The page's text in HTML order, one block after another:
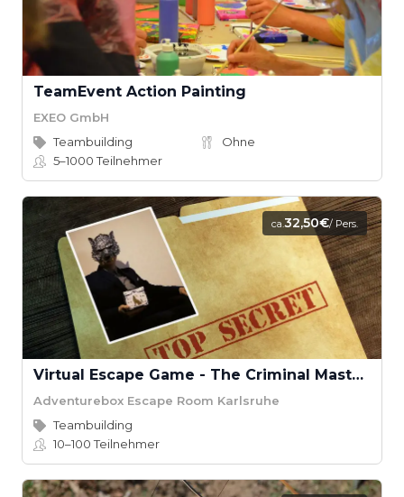
TeamEvent Action Painting
EXEO GmbH
Teambuilding
Ohne
5–1000Teilnehmer
ca.32,50€/ Pers.
Virtual Escape Game - The Criminal Mastermind
Adventurebox Escape Room Karlsruhe
Teambuilding
10–100Teilnehmer